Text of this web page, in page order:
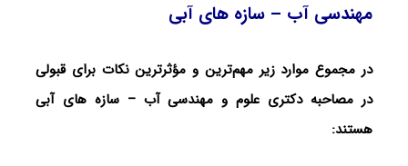
مهندسی آب – سازه ‌های آبی
در مجموع موارد زیر مهم‌ترین و مؤثرترین نکات برای قبولی
در مصاحبه دکتری علوم و مهندسی آب – سازه ‌های آبی
هستند: